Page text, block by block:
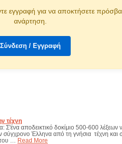
εγγραφή για να αποκτήσετε
ανάρτηση.
Σύνδεση / Εγγραφή
τέχνη
Σ'ένα αποδεικτικό δοκίμιο 500-600 λέξεων
Έλληνα από τη γνήσια τέχνη και
…
Read More